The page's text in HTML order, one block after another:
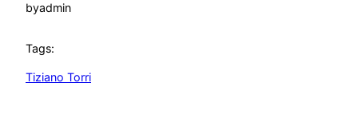
byadmin
Tags:
Tiziano Torri